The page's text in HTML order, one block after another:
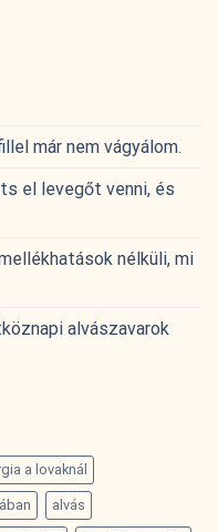
már nem vágyálom.
el levegőt venni, és
nélküli, mi
alvászavarok
a lovaknál
alvás